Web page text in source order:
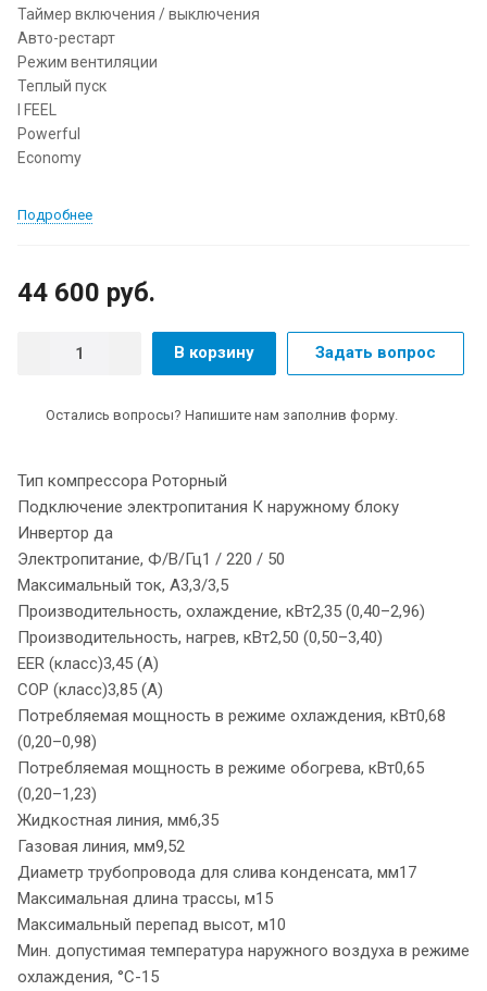
Таймер включения / выключения
Авто-рестарт
Режим вентиляции
Теплый пуск
I FEEL
Powerful
Economy
Подробнее
44 600 руб.
В корзину Задать вопрос
Остались вопросы? Напишите нам заполнив форму.
Тип компрессора Роторный
Подключение электропитания К наружному блоку
Инвертор да
Электропитание, Ф/В/Гц1 / 220 / 50
Максимальный ток, А3,3/3,5
Производительность, охлаждение, кВт2,35 (0,40–2,96)
Производительность, нагрев, кВт2,50 (0,50–3,40)
EER (класс)3,45 (A)
COP (класс)3,85 (A)
Потребляемая мощность в режиме охлаждения, кВт0,68
(0,20–0,98)
Потребляемая мощность в режиме обогрева, кВт0,65
(0,20–1,23)
Жидкостная линия, мм6,35
Газовая линия, мм9,52
Диаметр трубопровода для слива конденсата, мм17
Максимальная длина трассы, м15
Максимальный перепад высот, м10
Мин. допустимая температура наружного воздуха в режиме
охлаждения, °С-15